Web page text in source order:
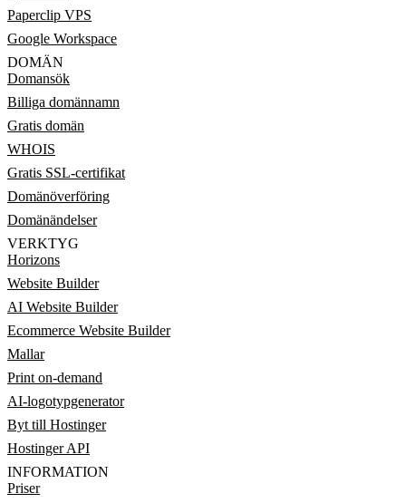
Paperclip VPS
Google Workspace
DOMÄN
Domansök
Billiga domännamn
Gratis domän
WHOIS
Gratis SSL-certifikat
Domänöverföring
Domänändelser
VERKTYG
Horizons
Website Builder
AI Website Builder
Ecommerce Website Builder
Mallar
Print on-demand
AI-logotypgenerator
Byt till Hostinger
Hostinger API
INFORMATION
Priser